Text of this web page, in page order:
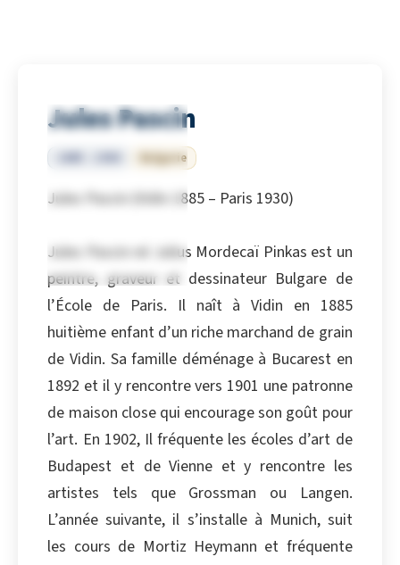
Jules Pascin
Bulgarie
Jules Pascin (Vidin 1885 – Paris 1930)
Jules Pascin né Julius Mordecaï Pinkas est un
peintre, graveur et dessinateur Bulgare de
l’École de Paris. Il naît à Vidin en 1885
huitième enfant d’un riche marchand de grain
de Vidin. Sa famille déménage à Bucarest en
1892 et il y rencontre vers 1901 une patronne
de maison close qui encourage son goût pour
l’art. En 1902, Il fréquente les écoles d’art de
Budapest et de Vienne et y rencontre les
artistes tels que Grossman ou Langen.
L’année suivante, il s’installe à Munich, suit
les cours de Mortiz Heymann et fréquente
Copier